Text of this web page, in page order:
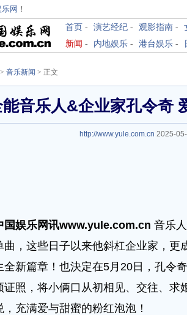
网 ！
首页 - 演艺经纪 - 观影指南 -
新闻 - 内地娱乐 - 港台娱乐 -
> 音乐新闻 > 正文
音乐人&企业家孔令奇
http://www.yule.com.cn 2025-
国娱乐网讯www.yule.com.cn 音乐
曲，这些日子以来他斜杠企业家，更
全新篇章！也決定在5月20日，孔令
证照，将小俩口从初相见、交往、
，充满爱与甜蜜的粉红泡泡！